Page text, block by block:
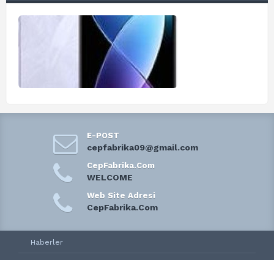
E-POST
cepfabrika09@gmail.com
CepFabrika.Com
WELCOME
Web Site Adresi
CepFabrika.Com
Haberler